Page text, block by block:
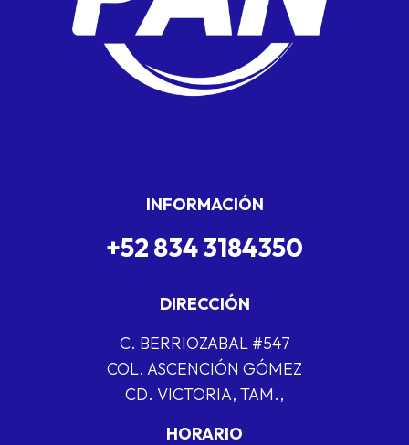
INFORMACIÓN
+52 834 3184350
DIRECCIÓN
C. BERRIOZABAL #547
COL. ASCENCIÓN GÓMEZ
CD. VICTORIA, TAM.,
HORARIO